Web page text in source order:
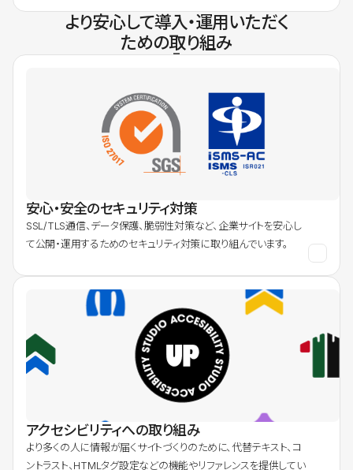
より安心して導入・運用いただく
ための取り組み
安心・安全のセキュリティ対策
SSL/TLS通信、データ保護、脆弱性対策など、企業サイトを安心し
て公開・運用するためのセキュリティ対策に取り組んでいます。
アクセシビリティへの取り組み
より多くの人に情報が届くサイトづくりのために、代替テキスト、コ
ントラスト、HTMLタグ設定などの機能やリファレンスを提供してい